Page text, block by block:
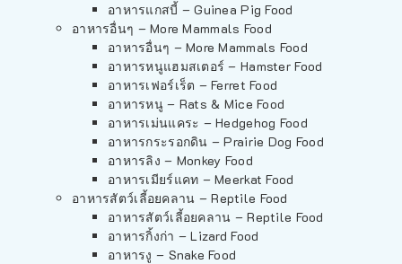
อาหารแกสบี้ – Guinea Pig Food
อาหารอื่นๆ – More Mammals Food
อาหารอื่นๆ – More Mammals Food
อาหารหนูแฮมสเตอร์ – Hamster Food
อาหารเฟอร์เร็ต – Ferret Food
อาหารหนู – Rats & Mice Food
อาหารเม่นแคระ – Hedgehog Food
อาหารกระรอกดิน – Prairie Dog Food
อาหารลิง – Monkey Food
อาหารเมียร์แคท – Meerkat Food
อาหารสัตว์เลี้อยคลาน – Reptile Food
อาหารสัตว์เลี้อยคลาน – Reptile Food
อาหารกิ้งก่า – Lizard Food
อาหารงู – Snake Food